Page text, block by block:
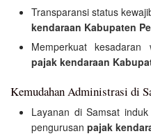
Transparansi status
kendaraan Kabupaten
Memperkuat
pajak kendaraan
Kemudahan Administrasi di
Layanan di Samsat
pengurusan pajak